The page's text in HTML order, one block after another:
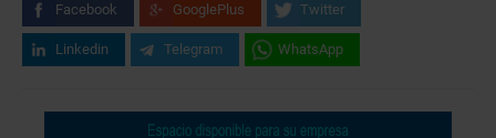
Facebook GooglePlus Twitter
Linkedin Telegram WhatsApp